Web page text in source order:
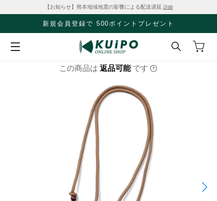
【お知らせ】熊本地域地震の影響による配送遅延 詳細
新規会員登録で 500ポイントプレゼント
この商品は 返品可能 です